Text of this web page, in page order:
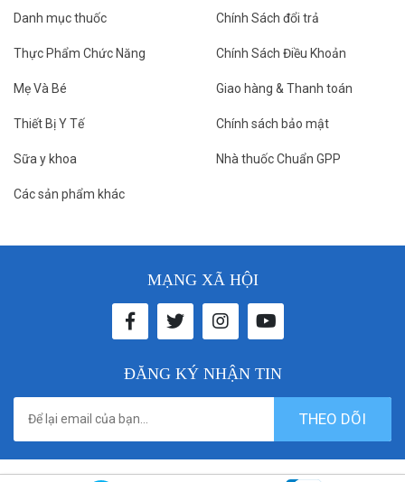
Danh mục thuốc
Thực Phẩm Chức Năng
Mẹ Và Bé
Thiết Bị Y Tế
Sữa y khoa
Các sản phẩm khác
Chính Sách đổi trả
Chính Sách Điều Khoản
Giao hàng & Thanh toán
Chính sách bảo mật
Nhà thuốc Chuẩn GPP
MẠNG XÃ HỘI
ĐĂNG KÝ NHẬN TIN
THEO DÕI